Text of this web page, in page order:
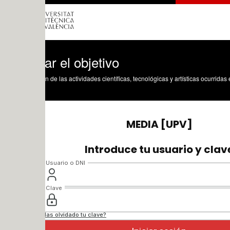
el objetivo
de las actividades científicas, tecnológicas y artísticas ocurridas en los tres